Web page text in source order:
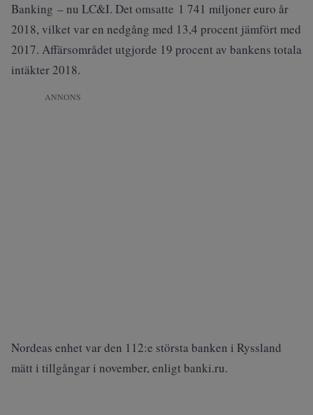
Banking – nu LC&I. Det omsatte 1 741 miljoner euro år
2018, vilket var en nedgång med 13,4 procent jämfört med
2017. Affärsområdet utgjorde 19 procent av bankens totala
intäkter 2018.
ANNONS
Nordeas enhet var den 112:e största banken i Ryssland
mätt i tillgångar i november, enligt banki.ru.